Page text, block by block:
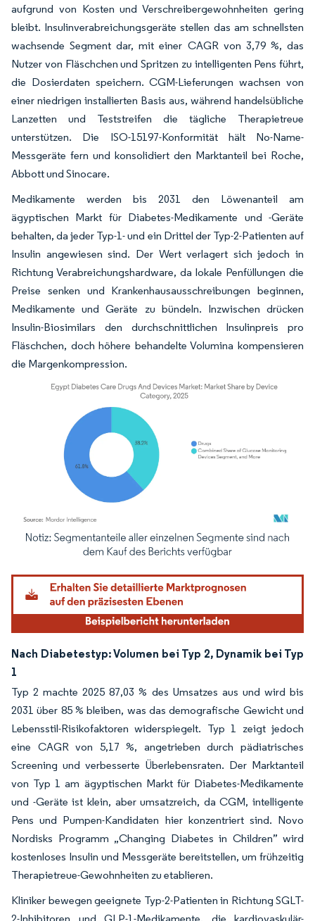
aufgrund von Kosten und Verschreibergewohnheiten gering
bleibt. Insulinverabreichungsgeräte stellen das am schnellsten
wachsende Segment dar, mit einer CAGR von 3,79 %, das
Nutzer von Fläschchen und Spritzen zu intelligenten Pens führt,
die Dosierdaten speichern. CGM-Lieferungen wachsen von
einer niedrigen installierten Basis aus, während handelsübliche
Lanzetten und Teststreifen die tägliche Therapietreue
unterstützen. Die ISO-15197-Konformität hält No-Name-
Messgeräte fern und konsolidiert den Marktanteil bei Roche,
Abbott und Sinocare.
Medikamente werden bis 2031 den Löwenanteil am
ägyptischen Markt für Diabetes-Medikamente und -Geräte
behalten, da jeder Typ-1- und ein Drittel der Typ-2-Patienten auf
Insulin angewiesen sind. Der Wert verlagert sich jedoch in
Richtung Verabreichungshardware, da lokale Penfüllungen die
Preise senken und Krankenhausausschreibungen beginnen,
Medikamente und Geräte zu bündeln. Inzwischen drücken
Insulin-Biosimilars den durchschnittlichen Insulinpreis pro
Fläschchen, doch höhere behandelte Volumina kompensieren
die Margenkompression.
Bild © Mordor Intelligence. Wiederverwendung erfordert Namensnennung
Nach Diabetestyp: Volumen bei Typ 2, Dynamik bei Typ
1
Typ 2 machte 2025 87,03 % des Umsatzes aus und wird bis
2031 über 85 % bleiben, was das demografische Gewicht und
Lebensstil-Risikofaktoren widerspiegelt. Typ 1 zeigt jedoch
eine CAGR von 5,17 %, angetrieben durch pädiatrisches
Screening und verbesserte Überlebensraten. Der Marktanteil
von Typ 1 am ägyptischen Markt für Diabetes-Medikamente
und -Geräte ist klein, aber umsatzreich, da CGM, intelligente
Pens und Pumpen-Kandidaten hier konzentriert sind. Novo
Nordisks Programm „Changing Diabetes in Children” wird
kostenloses Insulin und Messgeräte bereitstellen, um frühzeitig
Therapietreue-Gewohnheiten zu etablieren.
Kliniker bewegen geeignete Typ-2-Patienten in Richtung SGLT-